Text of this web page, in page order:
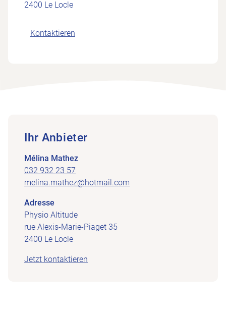
2400 Le Locle
Kontaktieren
Ihr Anbieter
Mélina Mathez
032 932 23 57
melina.mathez@hotmail.com
Adresse
Physio Altitude
rue Alexis-Marie-Piaget 35
2400 Le Locle
Jetzt kontaktieren